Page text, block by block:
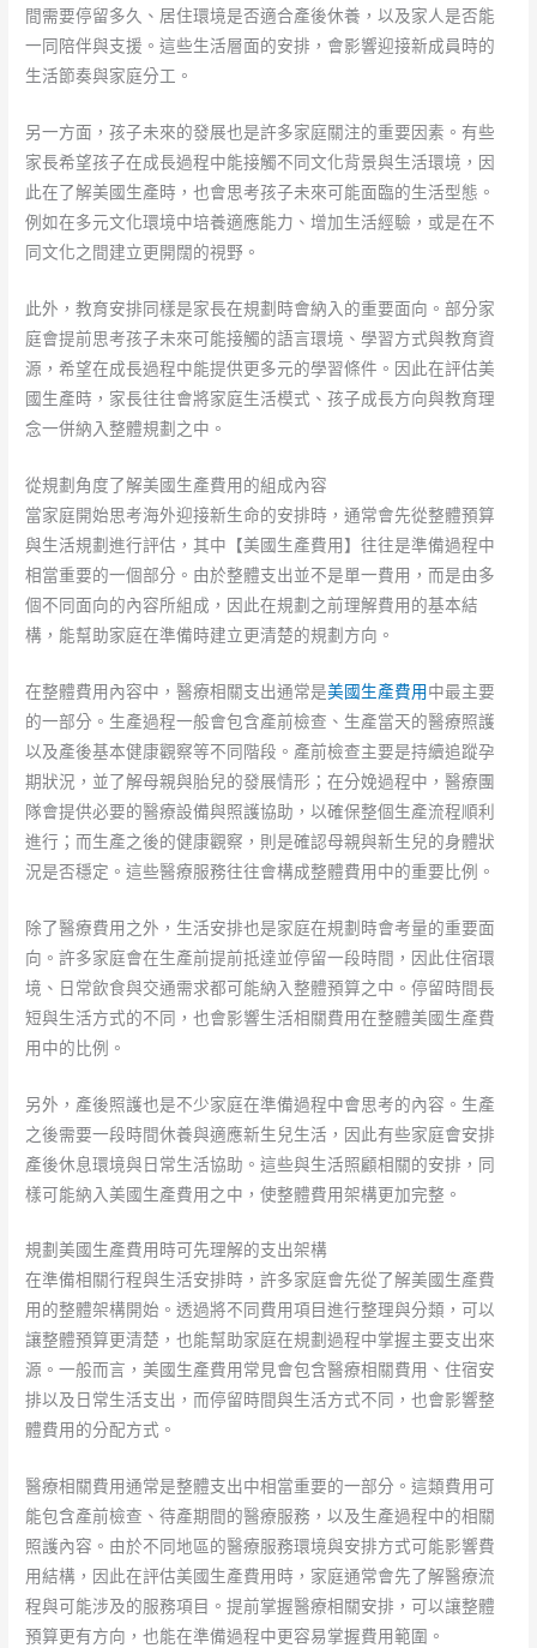
間需要停留多久、居住環境是否適合產後休養，以及家人是否能
一同陪伴與支援。這些生活層面的安排，會影響迎接新成員時的
生活節奏與家庭分工。
另一方面，孩子未來的發展也是許多家庭關注的重要因素。有些
家長希望孩子在成長過程中能接觸不同文化背景與生活環境，因
此在了解美國生產時，也會思考孩子未來可能面臨的生活型態。
例如在多元文化環境中培養適應能力、增加生活經驗，或是在不
同文化之間建立更開闊的視野。
此外，教育安排同樣是家長在規劃時會納入的重要面向。部分家
庭會提前思考孩子未來可能接觸的語言環境、學習方式與教育資
源，希望在成長過程中能提供更多元的學習條件。因此在評估美
國生產時，家長往往會將家庭生活模式、孩子成長方向與教育理
念一併納入整體規劃之中。
從規劃角度了解美國生產費用的組成內容
當家庭開始思考海外迎接新生命的安排時，通常會先從整體預算
與生活規劃進行評估，其中【美國生產費用】往往是準備過程中
相當重要的一個部分。由於整體支出並不是單一費用，而是由多
個不同面向的內容所組成，因此在規劃之前理解費用的基本結
構，能幫助家庭在準備時建立更清楚的規劃方向。
在整體費用內容中，醫療相關支出通常是美國生產費用中最主要
的一部分。生產過程一般會包含產前檢查、生產當天的醫療照護
以及產後基本健康觀察等不同階段。產前檢查主要是持續追蹤孕
期狀況，並了解母親與胎兒的發展情形；在分娩過程中，醫療團
隊會提供必要的醫療設備與照護協助，以確保整個生產流程順利
進行；而生產之後的健康觀察，則是確認母親與新生兒的身體狀
況是否穩定。這些醫療服務往往會構成整體費用中的重要比例。
除了醫療費用之外，生活安排也是家庭在規劃時會考量的重要面
向。許多家庭會在生產前提前抵達並停留一段時間，因此住宿環
境、日常飲食與交通需求都可能納入整體預算之中。停留時間長
短與生活方式的不同，也會影響生活相關費用在整體美國生產費
用中的比例。
另外，產後照護也是不少家庭在準備過程中會思考的內容。生產
之後需要一段時間休養與適應新生兒生活，因此有些家庭會安排
產後休息環境與日常生活協助。這些與生活照顧相關的安排，同
樣可能納入美國生產費用之中，使整體費用架構更加完整。
規劃美國生產費用時可先理解的支出架構
在準備相關行程與生活安排時，許多家庭會先從了解美國生產費
用的整體架構開始。透過將不同費用項目進行整理與分類，可以
讓整體預算更清楚，也能幫助家庭在規劃過程中掌握主要支出來
源。一般而言，美國生產費用常見會包含醫療相關費用、住宿安
排以及日常生活支出，而停留時間與生活方式不同，也會影響整
體費用的分配方式。
醫療相關費用通常是整體支出中相當重要的一部分。這類費用可
能包含產前檢查、待產期間的醫療服務，以及生產過程中的相關
照護內容。由於不同地區的醫療服務環境與安排方式可能影響費
用結構，因此在評估美國生產費用時，家庭通常會先了解醫療流
程與可能涉及的服務項目。提前掌握醫療相關安排，可以讓整體
預算更有方向，也能在準備過程中更容易掌握費用範圍。